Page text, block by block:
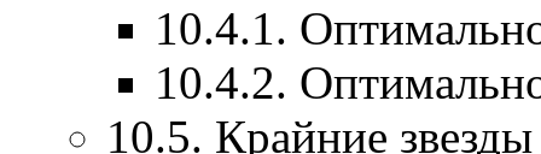
10.4.1.
10.4.2.
10.5. Крайние